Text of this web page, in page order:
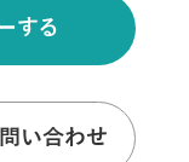
する
い合わせ